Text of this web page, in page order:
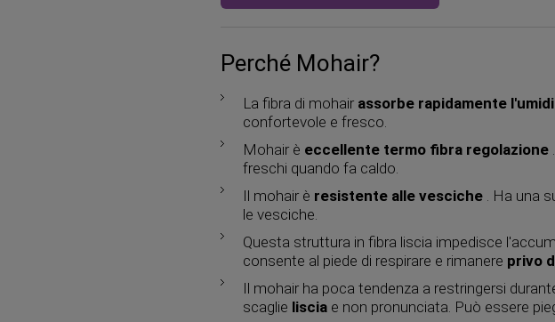
Perché Mohair?
La fibra di mohair assorbe rapidamente
confortevole e fresco.
Mohair è eccellente termo fibra regolazione
freschi quando fa caldo.
Il mohair è resistente alle vesciche . Ha una
le vesciche.
Questa struttura in fibra liscia impedisce
consente al piede di respirare e rimanere privo
Il mohair ha poca tendenza a restringersi
scaglie liscia e non pronunciata. Può essere